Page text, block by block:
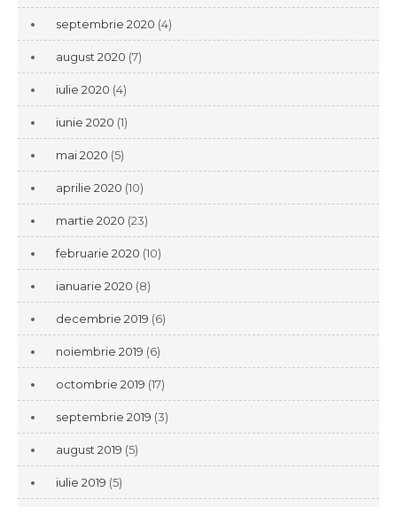
septembrie 2020 (4)
august 2020 (7)
iulie 2020 (4)
iunie 2020 (1)
mai 2020 (5)
aprilie 2020 (10)
martie 2020 (23)
februarie 2020 (10)
ianuarie 2020 (8)
decembrie 2019 (6)
noiembrie 2019 (6)
octombrie 2019 (17)
septembrie 2019 (3)
august 2019 (5)
iulie 2019 (5)